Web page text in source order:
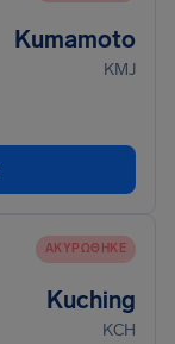
Kumamoto
KMJ
ΑΚΥΡΏΘΗΚΕ
Kuching
KCH